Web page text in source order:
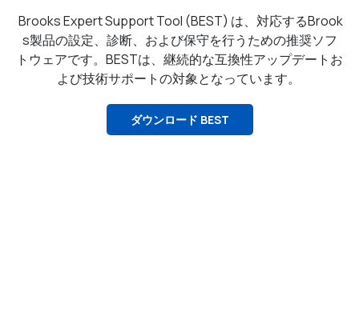
Brooks Expert Support Tool (BEST) は、対応するBrook
s製品の設定、診断、および保守を行うための推奨ソフ
トウェアです。BESTは、継続的な互換性アップデートお
よび技術サポートの対象となっています。
ダウンロード BEST